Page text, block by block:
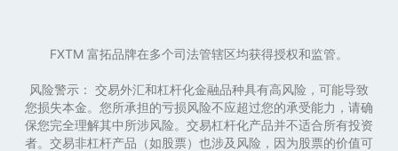
FXTM 富拓品牌在多个司法管辖区均获得授权和监管。
风险警示： 交易外汇和杠杆化金融品种具有高风险，可能导致
您损失本金。您所承担的亏损风险不应超过您的承受能力，请确
保您完全理解其中所涉风险。交易杠杆化产品并不适合所有投资
者。交易非杠杆产品（如股票）也涉及风险，因为股票的价值可